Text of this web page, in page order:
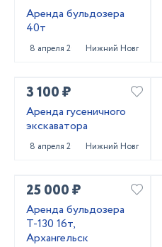
Аренда бульдозера
40т
8 апреля 2025 Нижний Новгород
3 100 ₽
Аренда гусеничного
экскаватора
8 апреля 2025 Нижний Новгород
25 000 ₽
Аренда бульдозера
Т-130 16т,
Архангельск